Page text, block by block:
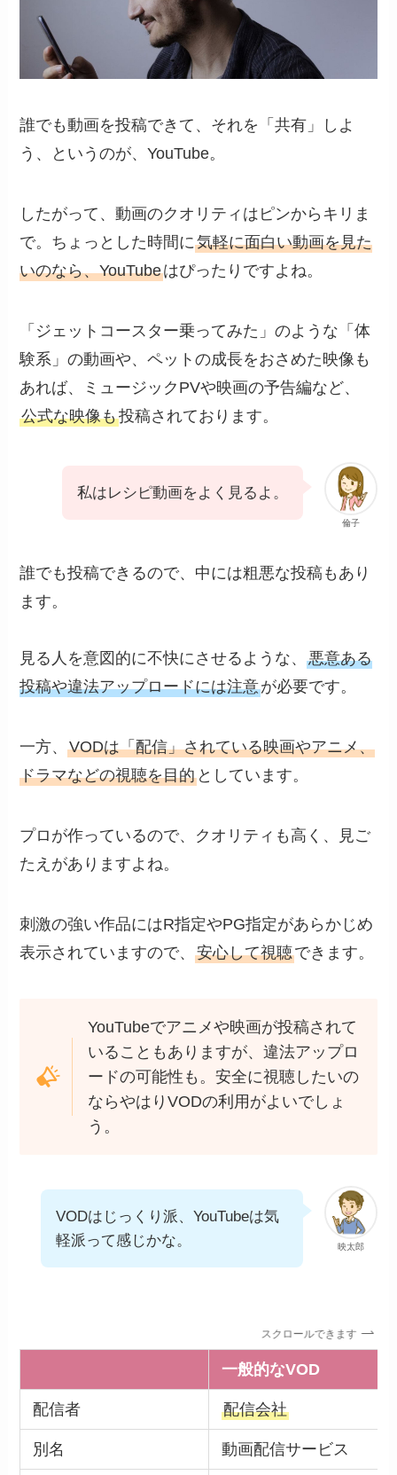
誰でも動画を投稿できて、それを「共有」しよ
う、というのが、YouTube。
したがって、動画のクオリティはピンからキリま
で。ちょっとした時間に気軽に面白い動画を見た
いのなら、YouTubeはぴったりですよね。
「ジェットコースター乗ってみた」のような「体
験系」の動画や、ペットの成長をおさめた映像も
あれば、ミュージックPVや映画の予告編など、
公式な映像も投稿されております。
倫子
私はレシピ動画をよく見るよ。
誰でも投稿できるので、中には粗悪な投稿もあり
ます。
見る人を意図的に不快にさせるような、悪意ある
投稿や違法アップロードには注意が必要です。
一方、VODは「配信」されている映画やアニメ、
ドラマなどの視聴を目的 としています。
プロが作っているので、クオリティも高く、見ご
たえがありますよね。
刺激の強い作品にはR指定やPG指定があらかじめ
表示されていますので、安心して視聴できます。
YouTubeでアニメや映画が投稿されて
いることもありますが、違法アップロ
ードの可能性も。安全に視聴したいの
ならやはりVODの利用がよいでしょ
う。
映太郎
VODはじっくり派、YouTubeは気
軽派って感じかな。
スクロールできます
一般的なVOD
配信者 配信会社
別名 動画配信サービス